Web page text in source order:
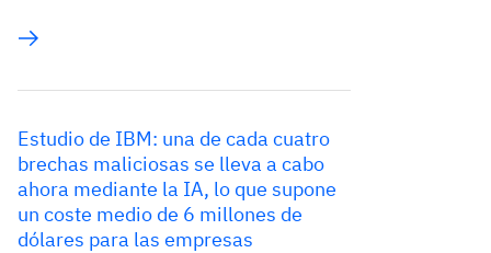
Estudio de IBM: una de cada cuatro
brechas maliciosas se lleva a cabo
ahora mediante la IA, lo que supone
un coste medio de 6 millones de
dólares para las empresas